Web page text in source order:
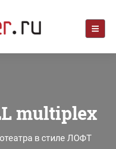
multiplex
в стиле ЛОФТ